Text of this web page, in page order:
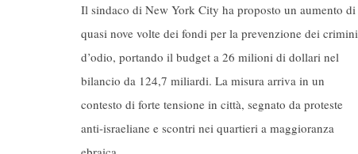
Il sindaco di New York City ha proposto un aumento di
quasi nove volte dei fondi per la prevenzione dei crimini
d’odio, portando il budget a 26 milioni di dollari nel
bilancio da 124,7 miliardi. La misura arriva in un
contesto di forte tensione in città, segnato da proteste
anti-israeliane e scontri nei quartieri a maggioranza